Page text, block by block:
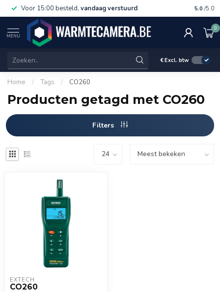
Voor 15:00 besteld, vandaag verstuurd Gratis
5.0 /5.0
MENU
0
€Excl. btw
Home / Tags / CO260
Producten getagd met CO260
Filters
EXTECH
CO260